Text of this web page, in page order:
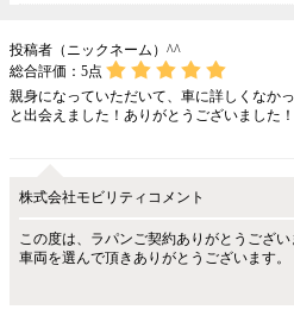
投稿者（ニックネーム）^^
総合評価： 5点
親身になっていただいて、車に詳しくなか
と出会えました！ありがとうございました！
株式会社モビリティコメント
この度は、ラパンご契約ありがとうござ
車両を選んで頂きありがとうございます。